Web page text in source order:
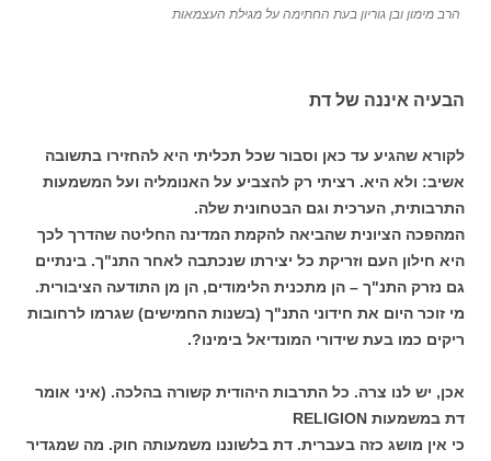
הרב מימון ובן גוריון בעת החתימה על מגילת העצמאות
הבעיה איננה של דת
לקורא שהגיע עד כאן וסבור שכל תכליתי היא להחזירו בתשובה
אשיב: ולא היא. רציתי רק להצביע על האנומליה ועל המשמעות
התרבותית, הערכית וגם הבטחונית שלה.
המהפכה הציונית שהביאה להקמת המדינה החליטה שהדרך לכך
היא חילון העם וזריקת כל יצירתו שנכתבה לאחר התנ"ך. בינתיים
גם נזרק התנ"ך – הן מתכנית הלימודים, הן מן התודעה הציבורית.
מי זוכר היום את חידוני התנ"ך (בשנות החמישים) שגרמו לרחובות
ריקים כמו בעת שידורי המונדיאל בימינו?.
אכן, יש לנו צרה. כל התרבות היהודית קשורה בהלכה. (איני אומר
דת במשמעות RELIGION
כי אין מושג כזה בעברית. דת בלשוננו משמעותה חוק. מה שמגדיר